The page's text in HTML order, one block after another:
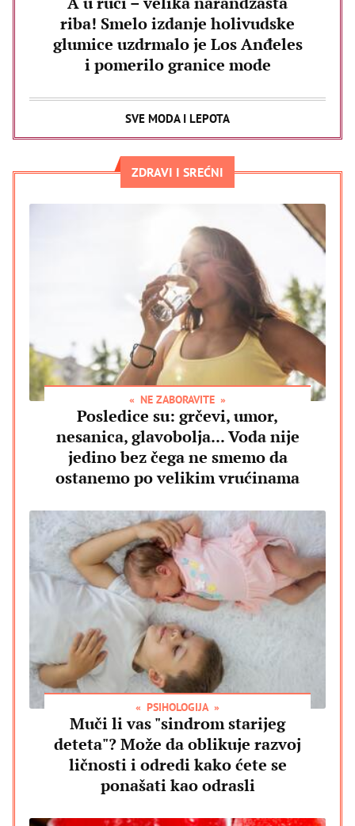
riba! Smelo izdanje holivudske
glumice uzdrmalo je Los Anđeles
i pomerilo granice mode
SVE MODA I LEPOTA
ZDRAVI I SREĆNI
NE ZABORAVITE
Posledice su: grčevi, umor,
nesanica, glavobolja... Voda nije
jedino bez čega ne smemo da
ostanemo po velikim vrućinama
PSIHOLOGIJA
Muči li vas "sindrom starijeg
deteta"? Može da oblikuje razvoj
ličnosti i odredi kako ćete se
ponašati kao odrasli